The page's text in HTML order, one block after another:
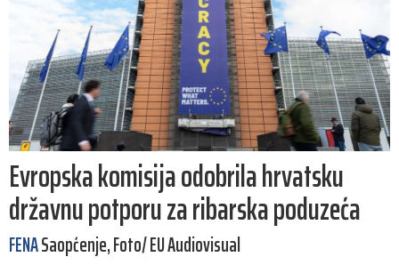
Evropska komisija odobrila hrvatsku
državnu potporu za ribarska poduzeća
FENASaopćenje, Foto/ EU Audiovisual